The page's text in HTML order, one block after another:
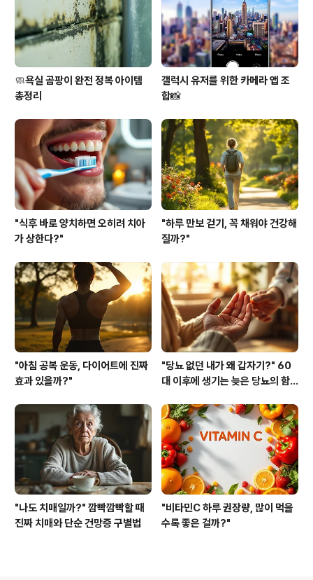
생기는 자연스러운 현상으로 여기고 계세요. 오늘은 이 중
요한 관계에 대해..
🧼욕실 곰팡이 완전 정복 아이템
총정리
갤럭시 유저를 위한 카메라 앱 조
합📸
"식후 바로 양치하면 오히려 치아
가 상한다?"
"하루 만보 걷기, 꼭 채워야 건강해
질까?"
"아침 공복 운동, 다이어트에 진짜
효과 있을까?"
"당뇨 없던 내가 왜 갑자기?" 60
대 이후에 생기는 늦은 당뇨의 함
"나도 치매일까?" 깜빡깜빡할 때
진짜 치매와 단순 건망증 구별법
"비타민C 하루 권장량, 많이 먹을
수록 좋은 걸까?"